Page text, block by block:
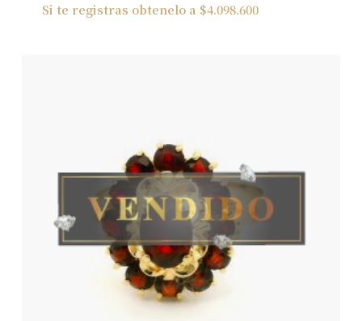
Si te registras obtenelo a $4.098.600